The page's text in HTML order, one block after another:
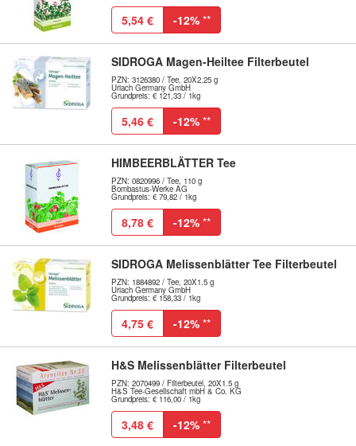
5,54 € -12% **
SIDROGA Magen-Heiltee Filterbeutel
PZN: 3126380 / Tee, 20X2.25 g
Uriach Germany GmbH
Grundpreis: € 121,33 / 1kg
5,46 € -12% **
HIMBEERBLÄTTER Tee
PZN: 0820996 / Tee, 110 g
Bombastus-Werke AG
Grundpreis: € 79,82 / 1kg
8,78 € -12% **
SIDROGA Melissenblätter Tee Filterbeutel
PZN: 1884892 / Tee, 20X1.5 g
Uriach Germany GmbH
Grundpreis: € 158,33 / 1kg
4,75 € -12% **
H&S Melissenblätter Filterbeutel
PZN: 2070499 / Filterbeutel, 20X1.5 g
H&S Tee-Gesellschaft mbH & Co. KG
Grundpreis: € 116,00 / 1kg
3,48 € -12% **